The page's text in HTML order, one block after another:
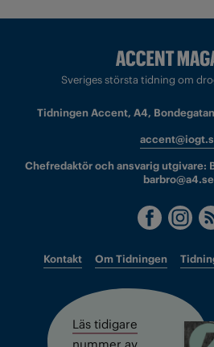
Sveriges största tidning om
Tidningen Accent, A4,
Chefredaktör och ansvarig utgivare:
Kontakt Om Tidningen
Läs tidigare
nummer av